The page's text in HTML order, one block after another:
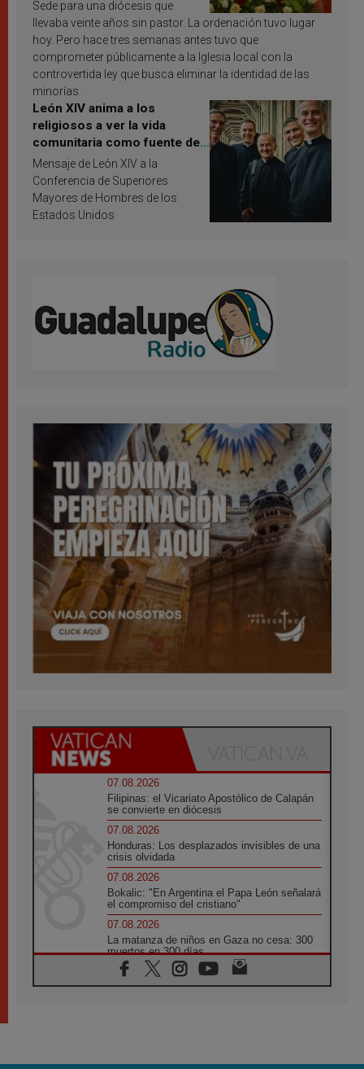
Sede para una diócesis que
llevaba veinte años sin pastor. La ordenación tuvo lugar
hoy. Pero hace tres semanas antes tuvo que
comprometer públicamente a la Iglesia local con la
controvertida ley que busca eliminar la identidad de las
minorías.
León XIV anima a los
religiosos a ver la vida
comunitaria como fuente de
inspiración y santificación
Mensaje de León XIV a la
Conferencia de Superiores
Mayores de Hombres de los
Estados Unidos
07.08.2026
Filipinas: el Vicariato Apostólico de Calapán
se convierte en diócesis
07.08.2026
Honduras: Los desplazados invisibles de una
crisis olvidada
07.08.2026
Bokalic: "En Argentina el Papa León señalará
el compromiso del cristiano"
07.08.2026
La matanza de niños en Gaza no cesa: 300
muertos en 300 días
07.08.2026
Tagle: La guerra desfigura el mundo, solo la